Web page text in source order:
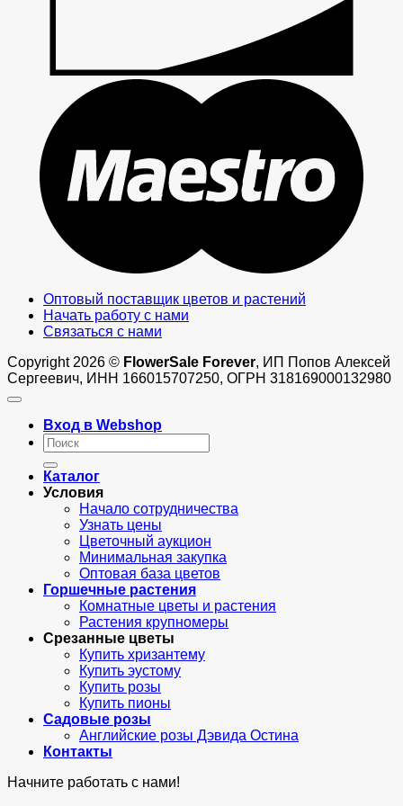
Оптовый поставщик цветов и растений
Начать работу с нами
Связаться с нами
Copyright 2026 © FlowerSale Forever, ИП Попов Алексей
Сергеевич, ИНН 166015707250, ОГРН 318169000132980
Вход в Webshop
Искать:
Каталог
Условия
Начало сотрудничества
Узнать цены
Цветочный аукцион
Минимальная закупка
Оптовая база цветов
Горшечные растения
Комнатные цветы и растения
Растения крупномеры
Срезанные цветы
Купить хризантему
Купить эустому
Купить розы
Купить пионы
Садовые розы
Английские розы Дэвида Остина
Контакты
Начните работать с нами!